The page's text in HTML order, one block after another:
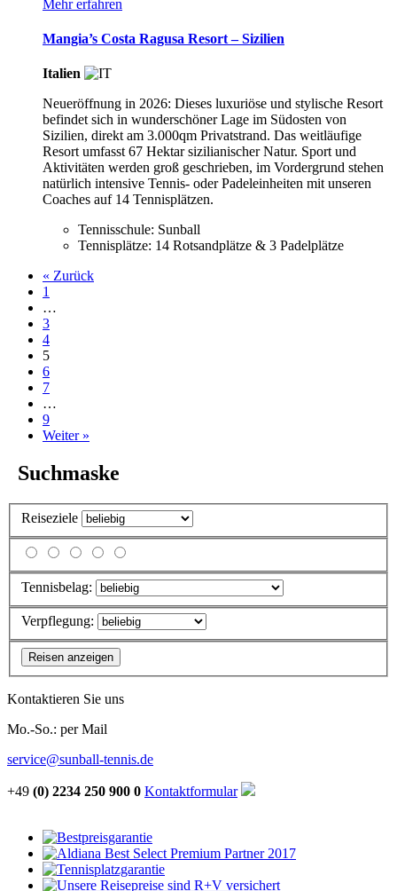
Mehr erfahren
Mangia’s Costa Ragusa Resort – Sizilien
Italien
Neueröffnung in 2026: Dieses luxuriöse und stylische Resort
befindet sich in wunderschöner Lage im Südosten von
Sizilien, direkt am 3.000qm Privatstrand. Das weitläufige
Resort umfasst 67 Hektar sizilianischer Natur. Sport und
Aktivitäten werden groß geschrieben, im Vordergrund stehen
natürlich intensive Tennis- oder Padeleinheiten mit unseren
Coaches auf 14 Tennisplätzen.
Tennisschule: Sunball
Tennisplätze: 14 Rotsandplätze & 3 Padelplätze
« Zurück
1
…
3
4
5
6
7
…
9
Weiter »
Suchmaske
Reiseziele
Tennisbelag:
Verpflegung:
Kontaktieren Sie uns
Mo.-So.: per Mail
service@sunball-tennis.de
+49 (0) 2234 250 900 0 Kontaktformular